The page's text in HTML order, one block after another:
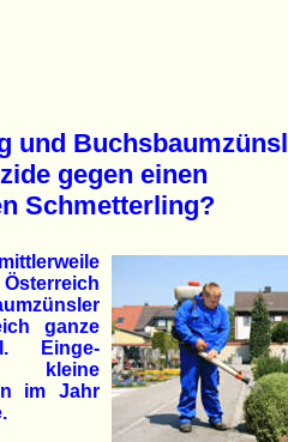
und
gegen einen
Schmetterling?
ganze
Einge­
kleine
im Jahr